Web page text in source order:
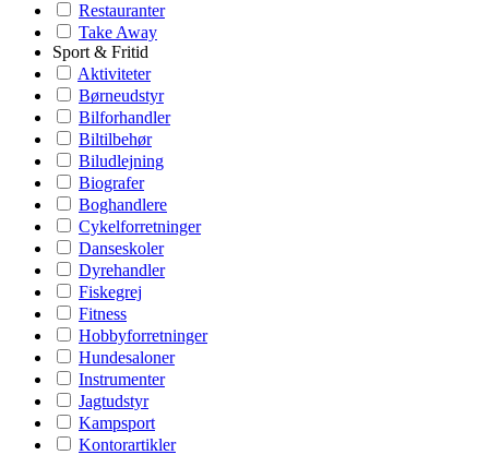
Restauranter
Take Away
Sport & Fritid
Aktiviteter
Børneudstyr
Bilforhandler
Biltilbehør
Biludlejning
Biografer
Boghandlere
Cykelforretninger
Danseskoler
Dyrehandler
Fiskegrej
Fitness
Hobbyforretninger
Hundesaloner
Instrumenter
Jagtudstyr
Kampsport
Kontorartikler